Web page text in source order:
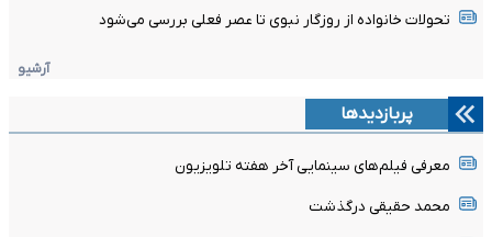
تحولات خانواده از روزگار نبوی تا عصر فعلی بررسی می‌شود
آرشیو
پربازدیدها
معرفی فیلم‌های سینمایی آخر هفته تلویزیون
محمد حقیقی درگذشت